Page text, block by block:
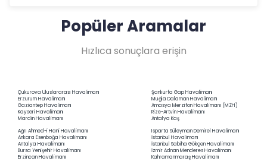
Popüler Aramalar
Hızlıca sonuçlara erişin
Çukurova Uluslararası Havalimanı
Erzurum Havalimanı
Gaziantep Havalimanı
Kayseri Havalimanı
Mardin Havalimanı
Şanlıurfa Gap Havalimanı
Muğla Dalaman Havalimanı
Amasya Merzifon Havalimanı (MZH)
Rize-Artvin Havalimanı
Antalya Kaş
Ağrı Ahmed-i Hani Havalimanı
Ankara Esenboğa Havalimanı
Antalya Havalimanı
Bursa Yenişehir Havalimanı
Erzincan Havalimanı
Isparta Süleyman Demirel Havalimanı
İstanbul Havalimanı
İstanbul Sabiha Gökçen Havalimanı
İzmir Adnan Menderes Havalimanı
Kahramanmaraş Havalimanı